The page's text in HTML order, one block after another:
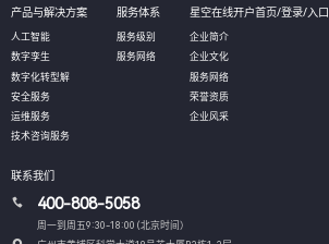
产品与解决方案
人工智能
数字孪生
数字化转型解
安全服务
运维服务
技术咨询服务
服务体系
服务级别
服务网络
星空在线开户首页/登录/入口,
企业简介
企业文化
服务网络
荣誉资质
企业风采
联系我们
400-808-5058
周一到周五9:30-18:00 (北京时间）